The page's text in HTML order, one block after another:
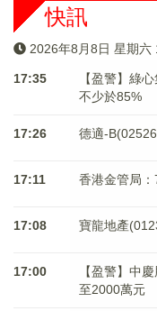
快訊
2026年8月8日 星期六
17:35
【盈警】綠
不少於85%
17:26 德適-
17:11 香港金管局
17:08 寶龍地產
17:00
【盈警】中
至2000萬元